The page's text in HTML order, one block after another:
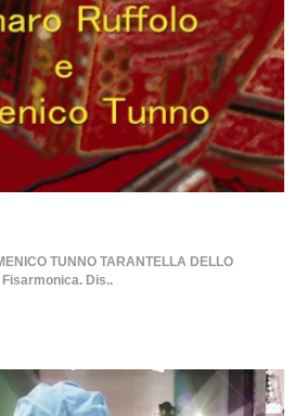
TUNNO TARANTELLA DELLO
Dis..